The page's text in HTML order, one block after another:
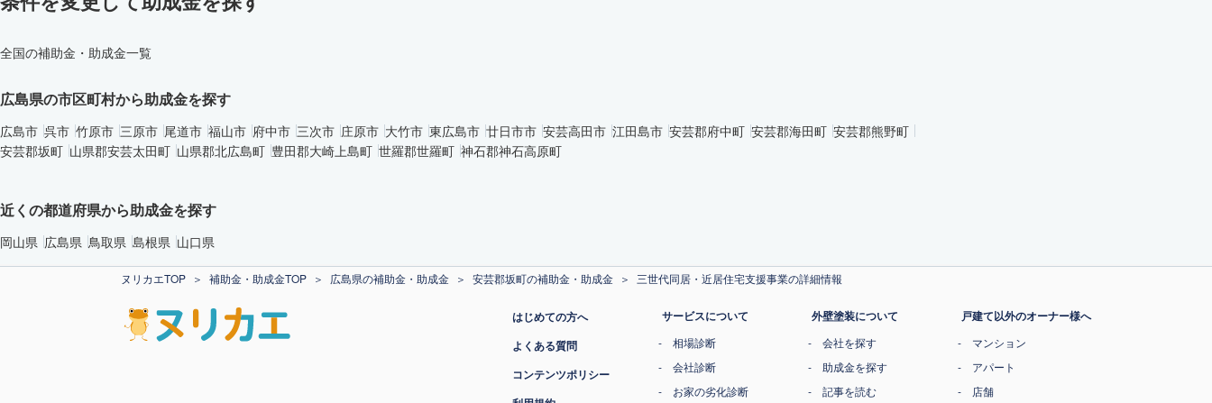
全国の補助金・助成金一覧
広島県の市区町村から助成金を探す
広島市 呉市 竹原市 三原市 尾道市 福山市 府中市 三次市 庄原市 大竹市 東広島市 廿日市市 安芸高田市 江田島市 安芸郡府中町 安芸郡海田町 安芸郡熊野町
安芸郡坂町 山県郡安芸太田町 山県郡北広島町 豊田郡大崎上島町 世羅郡世羅町 神石郡神石高原町
近くの都道府県から助成金を探す
岡山県 広島県 鳥取県 島根県 山口県
ヌリカエTOP 補助金・助成金TOP 広島県の補助金・助成金 安芸郡坂町の補助金・助成金 三世代同居・近居住宅支援事業の詳細情報
はじめての方へ
よくある質問
コンテンツポリシー
サービスについて
相場診断
会社診断
お家の劣化診断
外壁塗装について
会社を探す
助成金を探す
記事を読む
戸建て以外のオーナー様へ
マンション
アパート
店舗